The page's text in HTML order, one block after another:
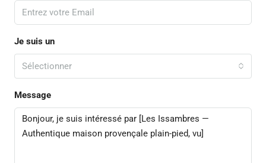
Je suis un
Sélectionner
Message